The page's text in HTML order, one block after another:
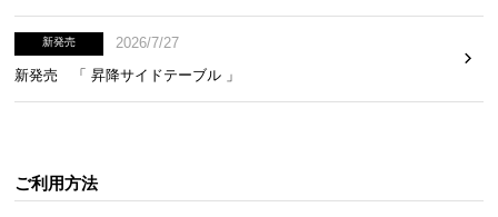
新発売
2026/7/27
新発売 「 昇降サイドテーブル 」
ご利用方法